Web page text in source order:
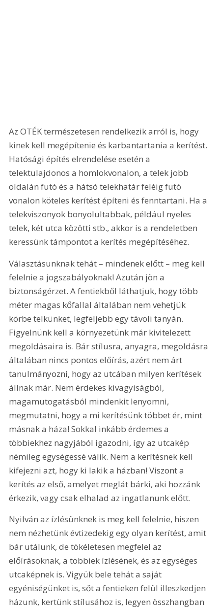
Az OTÉK természetesen rendelkezik arról is, hogy
kinek kell megépítenie és karbantartania a kerítést.
Hatósági építés elrendelése esetén a
telektulajdonos a homlokvonalon, a telek jobb
oldalán futó és a hátsó telekhatár feléig futó
vonalon köteles kerítést építeni és fenntartani. Ha a
telekviszonyok bonyolultabbak, például nyeles
telek, két utca közötti stb., akkor is a rendeletben
keressünk támpontot a kerítés megépítéséhez.
Választásunknak tehát – mindenek előtt – meg kell
felelnie a jogszabályoknak! Azután jön a
biztonságérzet. A fentiekből láthatjuk, hogy több
méter magas kőfallal általában nem vehetjük
körbe telkünket, legfeljebb egy távoli tanyán.
Figyelnünk kell a környezetünk már kivitelezett
megoldásaira is. Bár stílusra, anyagra, megoldásra
általában nincs pontos előírás, azért nem árt
tanulmányozni, hogy az utcában milyen kerítések
állnak már. Nem érdekes kivagyiságból,
magamutogatásból mindenkit lenyomni,
megmutatni, hogy a mi kerítésünk többet ér, mint
másnak a háza! Sokkal inkább érdemes a
többiekhez nagyjából igazodni, így az utcakép
némileg egységessé válik. Nem a kerítésnek kell
kifejezni azt, hogy ki lakik a házban! Viszont a
kerítés az első, amelyet meglát bárki, aki hozzánk
érkezik, vagy csak elhalad az ingatlanunk előtt.
Nyilván az ízlésünknek is meg kell felelnie, hiszen
nem nézhetünk évtizedekig egy olyan kerítést, amit
bár utálunk, de tökéletesen megfelel az
előírásoknak, a többiek ízlésének, és az egységes
utcaképnek is. Vigyük bele tehát a saját
egyéniségünket is, sőt a fentieken felül illeszkedjen
házunk, kertünk stílusához is, legyen összhangban